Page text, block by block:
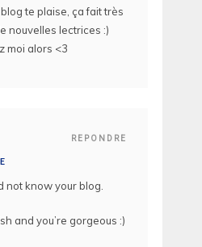
te plaise, ça fait très
nouvelles lectrices :)
moi alors <3
REPONDRE
not know your blog.
and you’re gorgeous :)